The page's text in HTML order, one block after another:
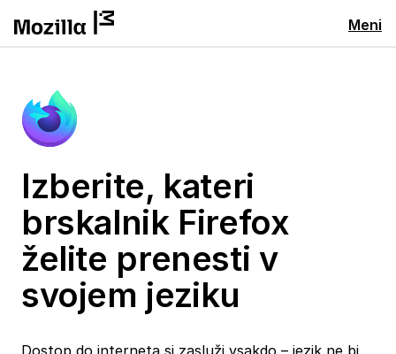
Meni
Izberite, kateri
brskalnik Firefox
želite prenesti v
svojem jeziku
Dostop do interneta si zasluži vsakdo – jezik ne bi